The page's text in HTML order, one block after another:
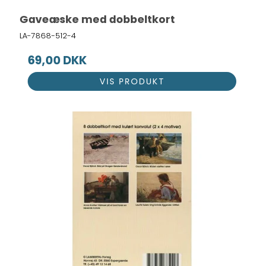
Gaveæske med dobbeltkort
LA-7868-512-4
69,00 DKK
VIS PRODUKT